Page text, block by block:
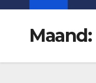
Maand: